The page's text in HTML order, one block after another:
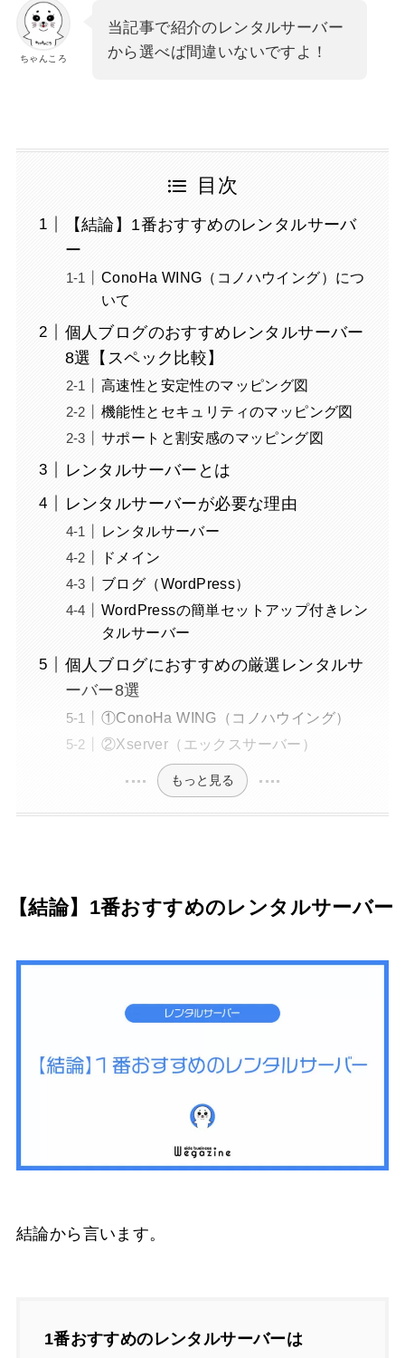
ちゃんころ
当記事で紹介のレンタルサーバー
から選べば間違いないですよ！
目次
【結論】1番おすすめのレンタルサーバ
ー
ConoHa WING（コノハウイング）につ
いて
個人ブログのおすすめレンタルサーバー
8選【スペック比較】
高速性と安定性のマッピング図
機能性とセキュリティのマッピング図
サポートと割安感のマッピング図
レンタルサーバーとは
レンタルサーバーが必要な理由
レンタルサーバー
ドメイン
ブログ（WordPress）
WordPressの簡単セットアップ付きレン
タルサーバー
個人ブログにおすすめの厳選レンタルサ
ーバー8選
①ConoHa WING（コノハウイング）
②Xserver（エックスサーバー）
もっと見る
【結論】1番おすすめのレンタルサーバー
結論から言います。
1番おすすめのレンタルサーバーは